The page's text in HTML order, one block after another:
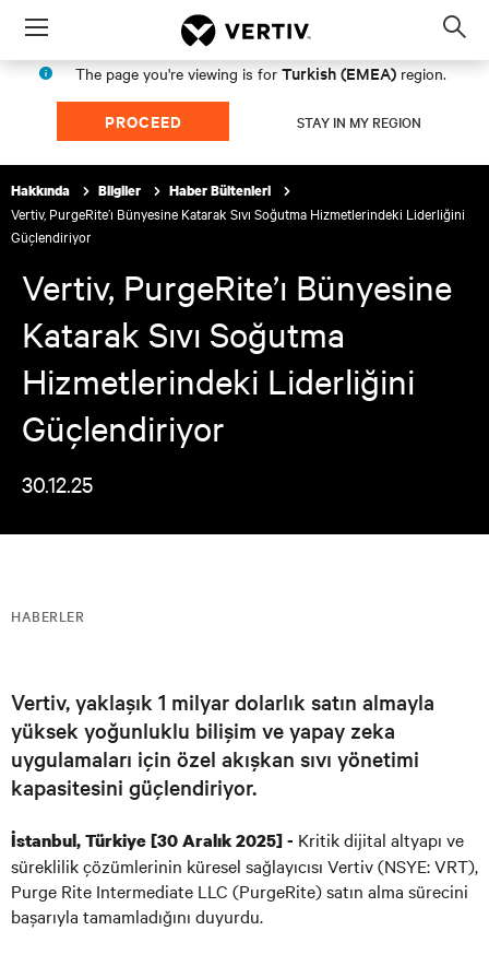
Menu
The page you're viewing is for Turkish (EMEA) region.
PROCEED STAY IN MY REGION
Hakkında Bilgiler Haber Bültenleri
Vertiv, PurgeRite’ı Bünyesine Katarak Sıvı Soğutma Hizmetlerindeki Liderliğini
Güçlendiriyor
Vertiv, PurgeRite’ı Bünyesine
Katarak Sıvı Soğutma
Hizmetlerindeki Liderliğini
Güçlendiriyor
30.12.25
HABERLER
Vertiv, yaklaşık 1 milyar dolarlık satın almayla
yüksek yoğunluklu bilişim ve yapay zeka
uygulamaları için özel akışkan sıvı yönetimi
kapasitesini güçlendiriyor.
İstanbul, Türkiye [30 Aralık 2025] - Kritik dijital altyapı ve
süreklilik çözümlerinin küresel sağlayıcısı Vertiv (NSYE: VRT),
Purge Rite Intermediate LLC (PurgeRite) satın alma sürecini
başarıyla tamamladığını duyurdu.